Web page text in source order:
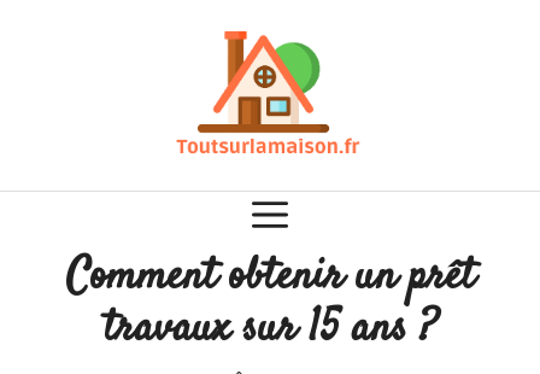
Comment obtenir un prêt
travaux sur 15 ans ?